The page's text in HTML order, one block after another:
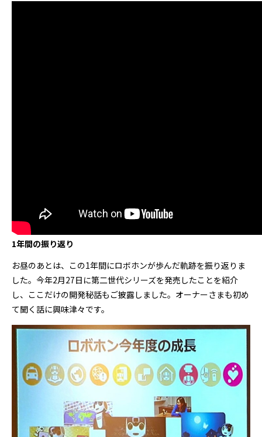
1年間の振り返り
お昼のあとは、この1年間にロボホンが歩んだ軌跡を振り返りま
した。今年2月27日に第二世代シリーズを発売したことを紹介
し、ここだけの開発秘話もご披露しました。オーナーさまも初め
て聞く話に興味津々です。